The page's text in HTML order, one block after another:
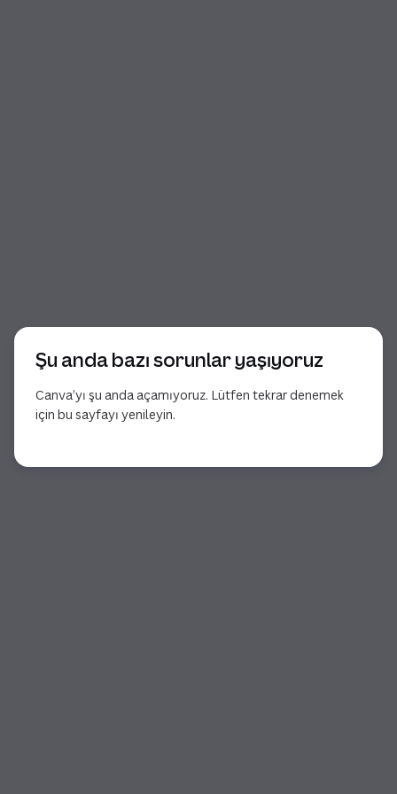
Şu anda bazı sorunlar yaşıyoruz
Canva’yı şu anda açamıyoruz. Lütfen tekrar denemek
için bu sayfayı yenileyin.